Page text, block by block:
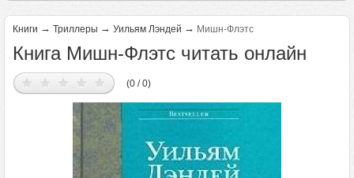
Книги → Триллеры → Уильям Лэндей → Мишн-Флэтс
Книга Мишн-Флэтс читать онлайн
(0 / 0)